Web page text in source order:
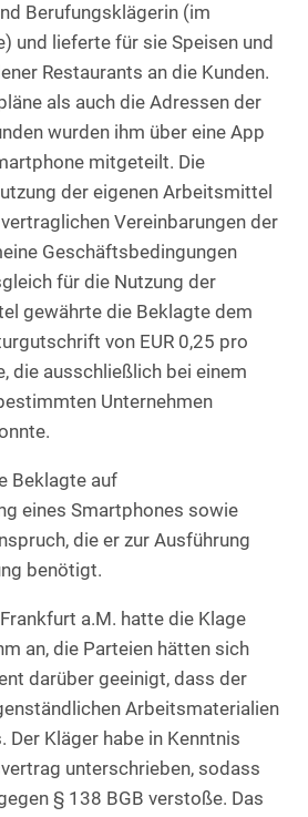
Berufungsklägerin (im
und lieferte für sie Speisen und
Restaurants an die Kunden.
als auch die Adressen der
wurden ihm über eine App
mitgeteilt. Die
der eigenen Arbeitsmittel
Vereinbarungen der
Geschäftsbedingungen
für die Nutzung der
gewährte die Beklagte dem
von EUR 0,25 pro
die ausschließlich bei einem
Unternehmen
Beklagte auf
eines Smartphones sowie
die er zur Ausführung
benötigt.
a.M. hatte die Klage
an, die Parteien hätten sich
darüber geeinigt, dass der
Arbeitsmaterialien
Kläger habe in Kenntnis
unterschrieben, sodass
§ 138 BGB verstoße. Das